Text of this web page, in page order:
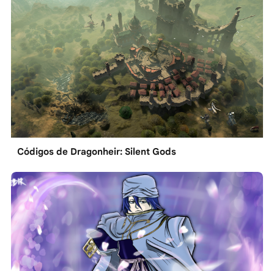
Códigos de Dragonheir: Silent Gods